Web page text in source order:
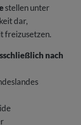
stellen unter
dar,
freizusetzen.
nach